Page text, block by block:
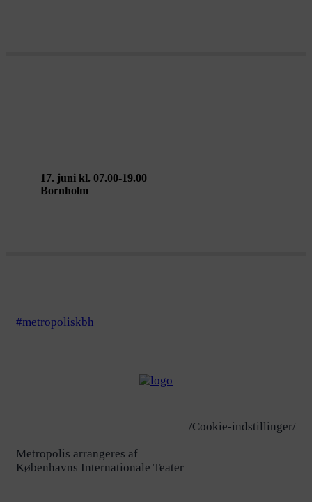
17. juni kl. 07.00-19.00
Bornholm
#metropoliskbh
/Cookie-indstillinger/
Metropolis arrangeres af
Københavns Internationale Teater